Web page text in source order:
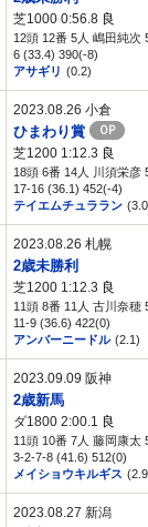
芝1000 0:56.8 良
12頭 12番 5人 嶋田純次
6 (33.4) 390(-8)
アサギリ (0.2)
2023.08.26 小倉
ひまわり賞 OP
芝1200 1:12.3 良
18頭 6番 14人 川須栄彦
17-16 (36.1) 452(-4)
テイエムチュララン
2023.08.26 札幌
2歳未勝利
芝1200 1:12.3 良
11頭 8番 11人 古川奈穂
11-9 (36.6) 422(0)
アンバーニードル (2.1)
2023.09.09 阪神
2歳新馬
ダ1800 2:00.1 良
11頭 10番 7人 藤岡康太
3-2-7-8 (41.6) 512(0)
メイショウキルギス
2023.08.27 新潟